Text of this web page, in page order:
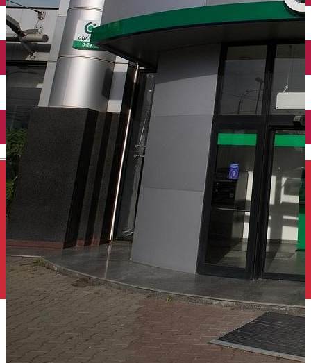
English
Închirieri auto
Închirieri de biciclete